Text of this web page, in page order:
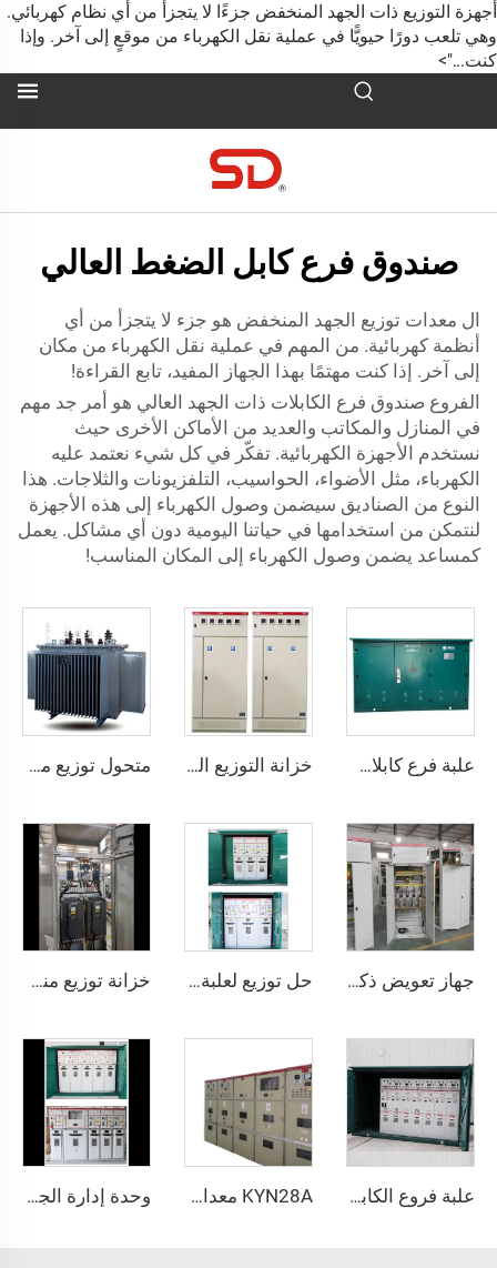
التوزيع ذات الجهد المنخفض جزءًا لا يتجزأ من أي نظام كهربائي.
تلعب دورًا حيويًّا في عملية نقل الكهرباء من موقعٍ إلى آخر. وإذا
صندوق فرع كابل الضغط العالي
ال معدات توزيع الجهد المنخفض هو جزء لا يتجزأ من أي
أنظمة كهربائية. من المهم في عملية نقل الكهرباء من مكان
إلى آخر. إذا كنت مهتمًا بهذا الجهاز المفيد، تابع القراءة!
الفروع صندوق فرع الكابلات ذات الجهد العالي هو أمر جد مهم
في المنازل والمكاتب والعديد من الأماكن الأخرى حيث
نستخدم الأجهزة الكهربائية. تفكّر في كل شيء نعتمد عليه
الكهرباء، مثل الأضواء، الحواسيب، التلفزيونات والثلاجات. هذا
النوع من الصناديق سيضمن وصول الكهرباء إلى هذه الأجهزة
لنتمكن من استخدامها في حياتنا اليومية دون أي مشاكل. يعمل
كمساعد يضمن وصول الكهرباء إلى المكان المناسب!
علبة فرع كابلات ضغط عال موديل DFW SF16 خزانة التوزيع الكهربائي منخفضة الجهد من نوع GGD متحول توزيع مغلق بالكامل بقلب لفائف ثلاثية الأطوار مسطحة
جهاز تعويض ذكي للطاقة التفاعلية منخفض الجهد GGJ حل توزيع لعلبة فروع الكابلات منخفضة الضغط 10كV خزانة توزيع منخفضة الجهد GGD 630A-4000A، ثلاثي الفاز، تصميم معياري
علبة فروع الكابلات ذات الضغط العالي بتصميم مقاوم للماء للاستخدام الخارجي KYN28A معدات توزيع كهرباء مغلفة بالمعدن وحدة إدارة الجهد العالي XGN15